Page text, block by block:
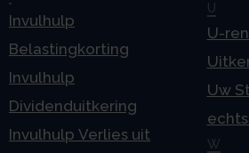
Invulhulp
Belastingkorting
Invulhulp
Dividenduitkering
Invulhulp Verlies uit
U
U-
Uw
W